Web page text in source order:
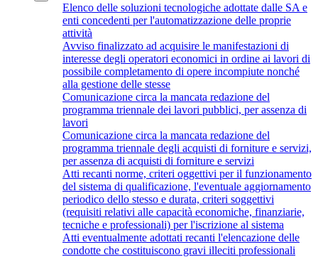
Elenco delle soluzioni tecnologiche adottate dalle SA e
enti concedenti per l'automatizzazione delle proprie
attività
Avviso finalizzato ad acquisire le manifestazioni di
interesse degli operatori economici in ordine ai lavori di
possibile completamento di opere incompiute nonché
alla gestione delle stesse
Comunicazione circa la mancata redazione del
programma triennale dei lavori pubblici, per assenza di
lavori
Comunicazione circa la mancata redazione del
programma triennale degli acquisti di forniture e servizi,
per assenza di acquisti di forniture e servizi
Atti recanti norme, criteri oggettivi per il funzionamento
del sistema di qualificazione, l'eventuale aggiornamento
periodico dello stesso e durata, criteri soggettivi
(requisiti relativi alle capacità economiche, finanziarie,
tecniche e professionali) per l'iscrizione al sistema
Atti eventualmente adottati recanti l'elencazione delle
condotte che costituiscono gravi illeciti professionali